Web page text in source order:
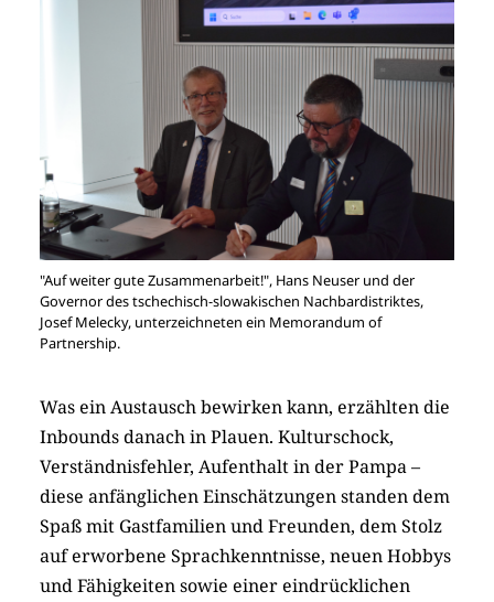
"Auf weiter gute Zusammenarbeit!", Hans Neuser und der
Governor des tschechisch-slowakischen Nachbardistriktes,
Josef Melecky, unterzeichneten ein Memorandum of
Partnership.
Was ein Austausch bewirken kann, erzählten die
Inbounds danach in Plauen. Kulturschock,
Verständnisfehler, Aufenthalt in der Pampa –
diese anfänglichen Einschätzungen standen dem
Spaß mit Gastfamilien und Freunden, dem Stolz
auf erworbene Sprachkenntnisse, neuen Hobbys
und Fähigkeiten sowie einer eindrücklichen